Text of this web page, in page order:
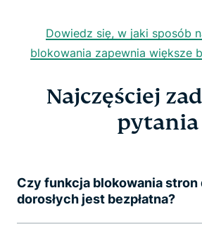
Dowiedz się, w jaki sposób
blokowania zapewnia większe
Najczęściej
pytania
Czy funkcja blokowania stron
dorosłych jest bezpłatna?